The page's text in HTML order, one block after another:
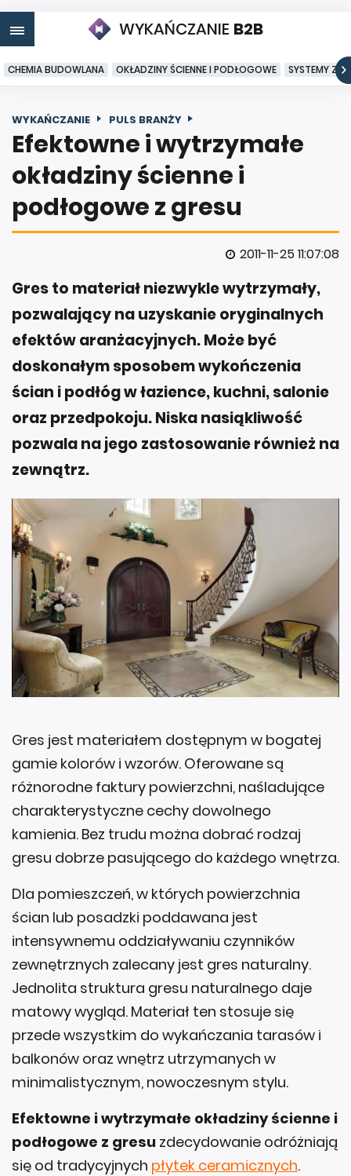
WYKAŃCZANIE B2B
CHEMIA BUDOWLANA OKŁADZINY ŚCIENNE I PODŁOGOWE SYSTEMY
WYKAŃCZANIE PULS BRANŻY
Efektowne i wytrzymałe
okładziny ścienne i
podłogowe z gresu
2011-11-25 11:07:08
Gres to materiał niezwykle wytrzymały,
pozwalający na uzyskanie oryginalnych
efektów aranżacyjnych. Może być
doskonałym sposobem wykończenia
ścian i podłóg w łazience, kuchni, salonie
oraz przedpokoju. Niska nasiąkliwość
pozwala na jego zastosowanie również na
zewnątrz.
Gres jest materiałem dostępnym w bogatej
gamie kolorów i wzorów. Oferowane są
różnorodne faktury powierzchni, naśladujące
charakterystyczne cechy dowolnego
kamienia. Bez trudu można dobrać rodzaj
gresu dobrze pasującego do każdego wnętrza.
Dla pomieszczeń, w których powierzchnia
ścian lub posadzki poddawana jest
intensywnemu oddziaływaniu czynników
zewnętrznych zalecany jest gres naturalny.
Jednolita struktura gresu naturalnego daje
matowy wygląd. Materiał ten stosuje się
przede wszystkim do wykańczania tarasów i
balkonów oraz wnętrz utrzymanych w
minimalistycznym, nowoczesnym stylu.
Efektowne i wytrzymałe okładziny ścienne i
podłogowe z gresu zdecydowanie odróżniają
się od tradycyjnych płytek ceramicznych.